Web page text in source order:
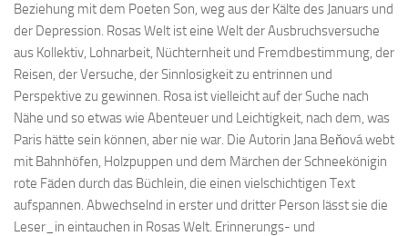
Beziehung mit dem Poeten Son, weg aus der Kälte des Januars und
der Depression. Rosas Welt ist eine Welt der Ausbruchsversuche
aus Kollektiv, Lohnarbeit, Nüchternheit und Fremdbestimmung, der
Reisen, der Versuche, der Sinnlosigkeit zu entrinnen und
Perspektive zu gewinnen. Rosa ist vielleicht auf der Suche nach
Nähe und so etwas wie Abenteuer und Leichtigkeit, nach dem, was
Paris hätte sein können, aber nie war. Die Autorin Jana Beňová webt
mit Bahnhöfen, Holzpuppen und dem Märchen der Schneekönigin
rote Fäden durch das Büchlein, die einen vielschichtigen Text
aufspannen. Abwechselnd in erster und dritter Person lässt sie die
Leser_in eintauchen in Rosas Welt. Erinnerungs- und